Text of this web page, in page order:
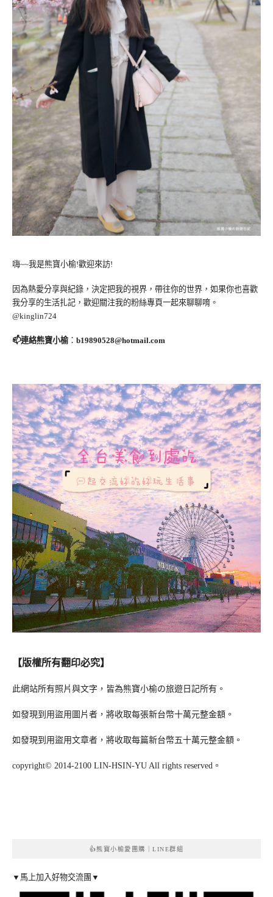
嗨~~我是熊寶小榆!歡迎來訪!
因為熱愛分享與紀錄，決定把我的視界，帶往你的世界，如果你也喜歡
我分享的生活扎記，歡迎關注我的粉絲專頁一起來聊聊唷。
@kinglin724
📫連絡熊寶小榆： b19890528@hotmail.com
【版權所有翻印必究】
此網站所有照片與文字，皆為熊寶小榆の旅遊日記所有。
如發現到用盜用圖片者，將收取每張新台幣十萬元整金額。
如發現到用盜用文章者，將收取每篇新台幣五十萬元整金額。
copyright© 2014-2100 LIN-HSIN-YU All rights reserved。
👍熊寶小榆愛團購｜LINE群組
▼馬上加入好物交流團▼